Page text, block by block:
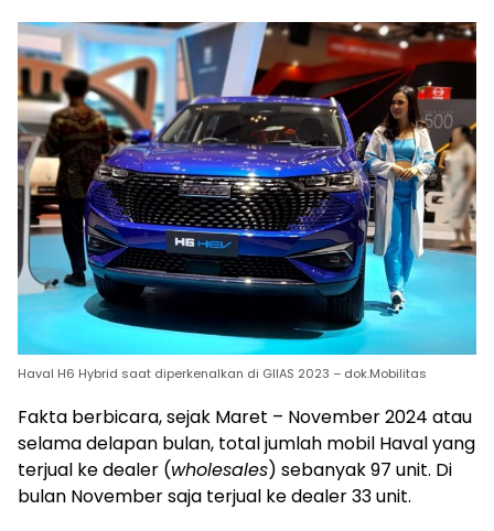
Haval H6 Hybrid saat diperkenalkan di GIIAS 2023 – dok.Mobilitas
Fakta berbicara, sejak Maret – November 2024 atau
selama delapan bulan, total jumlah mobil Haval yang
terjual ke dealer (wholesales) sebanyak 97 unit. Di
bulan November saja terjual ke dealer 33 unit.